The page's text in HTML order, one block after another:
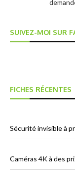
SUIVEZ-MOI SUR
FICHES RÉCENTES
Sécurité invisible à
Caméras 4K à des